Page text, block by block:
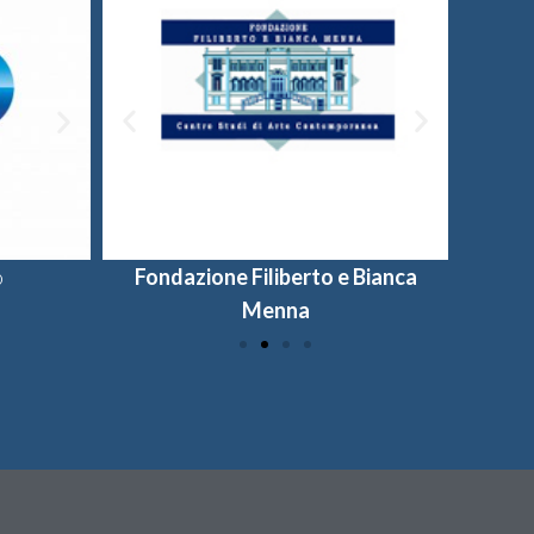
Provincia di Salerno
Fondazione Filiberto e Bianca
Menna